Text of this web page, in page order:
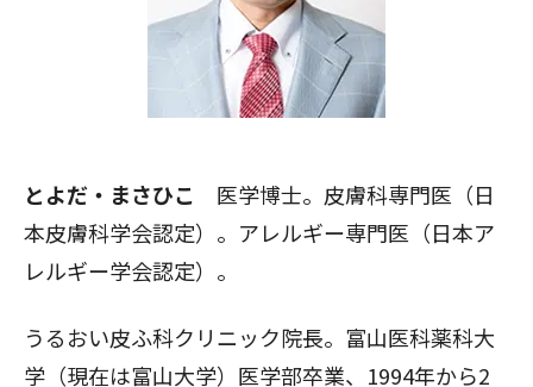
とよだ・まさひこ 医学博士。皮膚科専門医（日
本皮膚科学会認定）。アレルギー専門医（日本ア
レルギー学会認定）。
うるおい皮ふ科クリニック院長。富山医科薬科大
学（現在は富山大学）医学部卒業、1994年から2